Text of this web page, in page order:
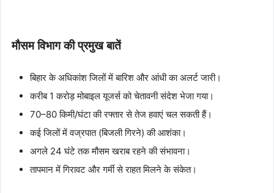
मौसम विभाग की प्रमुख बातें
बिहार के अधिकांश जिलों में बारिश और आंधी का अलर्ट जारी।
करीब 1 करोड़ मोबाइल यूजर्स को चेतावनी संदेश भेजा गया।
70–80 किमी/घंटा की रफ्तार से तेज हवाएं चल सकती हैं।
कई जिलों में वज्रपात (बिजली गिरने) की आशंका।
अगले 24 घंटे तक मौसम खराब रहने की संभावना।
तापमान में गिरावट और गर्मी से राहत मिलने के संकेत।